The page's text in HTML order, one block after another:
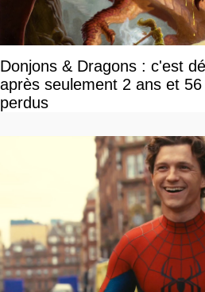
Donjons & Dragons : c'est
après seulement 2 ans et
perdus